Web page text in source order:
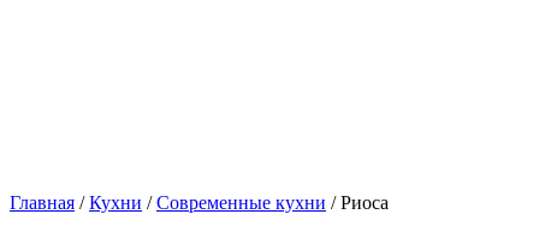
Главная /Кухни /Современные кухни / Риоса